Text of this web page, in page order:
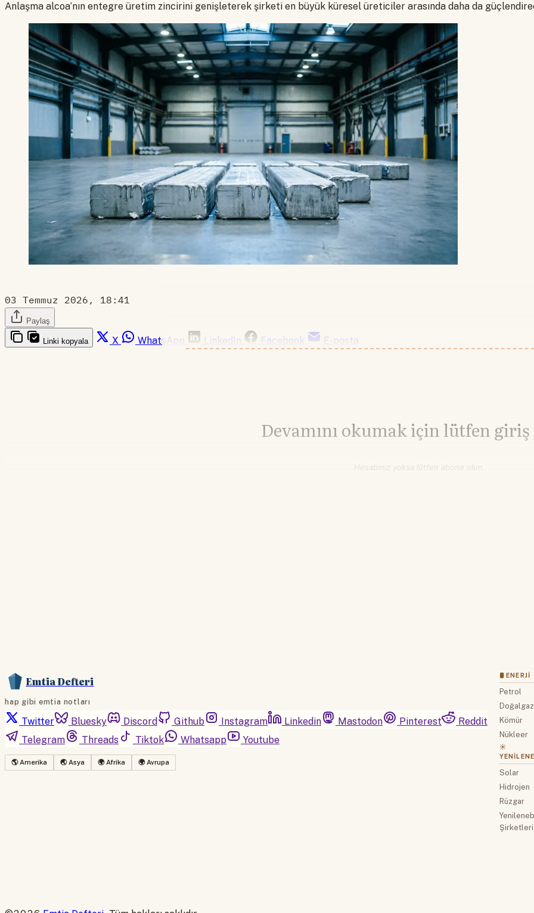
Anlaşma alcoa’nın entegre üretim zincirini genişleterek şirketi en büyük küresel üreticiler arasında daha da
03 Temmuz 2026, 18:41
Paylaş
Linki kopyala X WhatsApp LinkedIn Facebook E-posta
Devamını okumak için lütfen giriş
Hesabınız yoksa lütfen abone olun.
Emtia Defteri
hap gibi emtia notları
Twitter Bluesky Discord Github Instagram Linkedin Mastodon Pinterest
Reddit
Telegram
Threads Tiktok Whatsapp Youtube
🌎 Amerika 🌏 Asya 🌍 Afrika 🌍 Avrupa
🛢 ENERJI
Petrol
Doğalgaz
Kömür
Nükleer
☀️
Solar
Hidrojen
Rüzgar
Şirketleri